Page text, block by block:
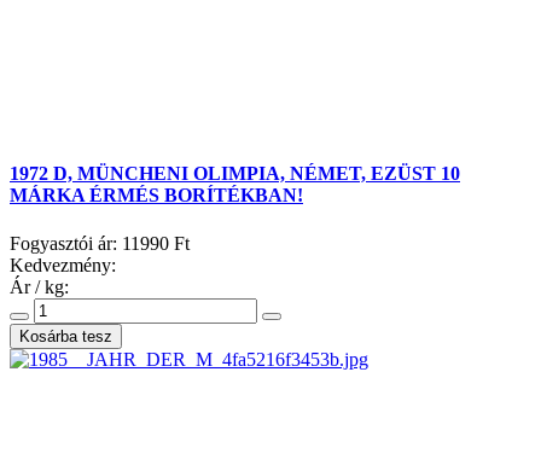
1972 D, MÜNCHENI OLIMPIA, NÉMET, EZÜST 10
MÁRKA ÉRMÉS BORÍTÉKBAN!
Fogyasztói ár: 11990 Ft
Kedvezmény:
Ár / kg: